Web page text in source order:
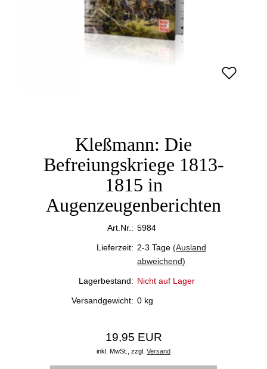
Kleßmann: Die
Befreiungskriege 1813-
1815 in
Augenzeugenberichten
Art.Nr.: 5984
Lieferzeit: 2-3 Tage (Ausland
abweichend)
Lagerbestand: Nicht auf Lager
Versandgewicht: 0 kg
19,95 EUR
inkl. MwSt., zzgl. Versand